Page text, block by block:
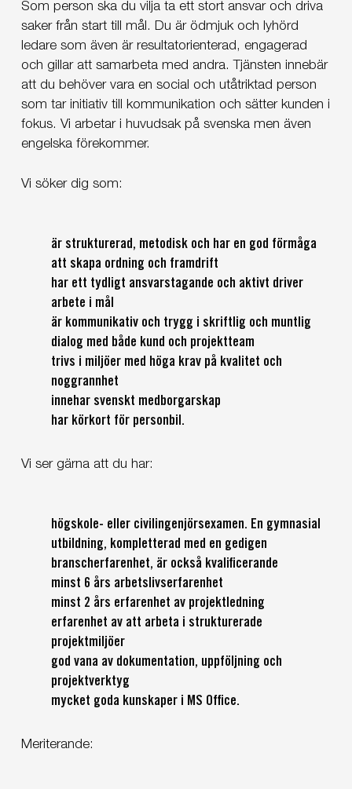
Som person ska du vilja ta ett stort ansvar och driva
saker från start till mål. Du är ödmjuk och lyhörd
ledare som även är resultatorienterad, engagerad
och gillar att samarbeta med andra. Tjänsten innebär
att du behöver vara en social och utåtriktad person
som tar initiativ till kommunikation och sätter kunden i
fokus. Vi arbetar i huvudsak på svenska men även
engelska förekommer.
Vi söker dig som:
är strukturerad, metodisk och har en god förmåga
att skapa ordning och framdrift
har ett tydligt ansvarstagande och aktivt driver
arbete i mål
är kommunikativ och trygg i skriftlig och muntlig
dialog med både kund och projektteam
trivs i miljöer med höga krav på kvalitet och
noggrannhet
innehar svenskt medborgarskap
har körkort för personbil.
Vi ser gärna att du har:
högskole- eller civilingenjörsexamen. En gymnasial
utbildning, kompletterad med en gedigen
branscherfarenhet, är också kvalificerande
minst 6 års arbetslivserfarenhet
minst 2 års erfarenhet av projektledning
erfarenhet av att arbeta i strukturerade
projektmiljöer
god vana av dokumentation, uppföljning och
projektverktyg
mycket goda kunskaper i MS Office.
Meriterande: